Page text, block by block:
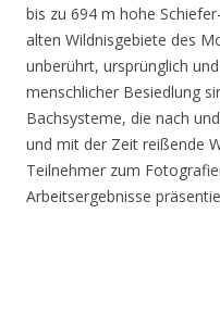
bis zu 694 m hohe
alten Wildnisgebiete des
unberührt, ursprünglich
menschlicher Besiedlung
Bachsysteme, die nach
und mit der Zeit reißende
Teilnehmer zum
Arbeitsergebnisse